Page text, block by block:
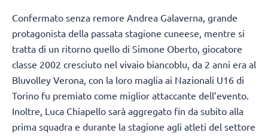
Confermato senza remore Andrea Galaverna, grande
protagonista della passata stagione cuneese, mentre si
tratta di un ritorno quello di Simone Oberto, giocatore
classe 2002 cresciuto nel vivaio biancoblu, da 2 anni era al
Bluvolley Verona, con la loro maglia ai Nazionali U16 di
Torino fu premiato come miglior attaccante dell’evento.
Inoltre, Luca Chiapello sarà aggregato fin da subito alla
prima squadra e durante la stagione agli atleti del settore